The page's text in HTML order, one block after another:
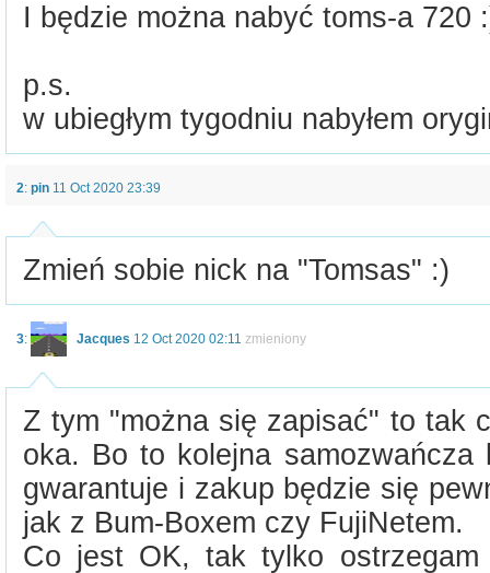
I będzie można nabyć toms-a 720
p.s.
w ubiegłym tygodniu nabyłem
2: pin 11 Oct 2020 23:39
Zmień sobie nick na "Tomsas" :)
3: Jacques 12 Oct 2020 02:11 zmieniony
Z tym "można się zapisać" to tak
oka. Bo to kolejna
gwarantuje i zakup będzie się
jak z Bum-Boxem czy FujiNetem.
Co jest OK, tak tylko